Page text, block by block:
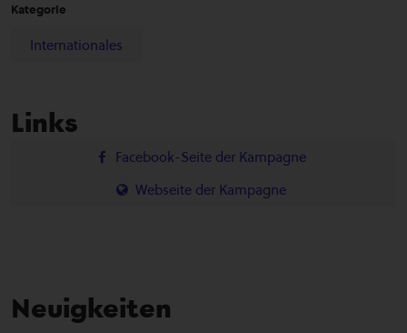
Kategorie
Internationales
Links
Facebook-Seite der Kampagne
Webseite der Kampagne
Neuigkeiten